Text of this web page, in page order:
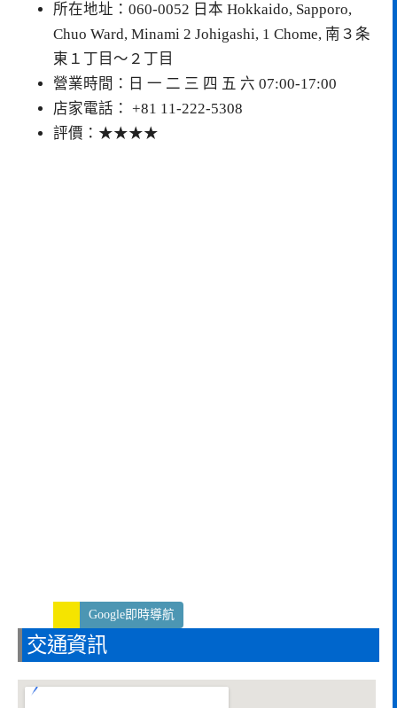
所在地址：060-0052 日本 Hokkaido, Sapporo,
Chuo Ward, Minami 2 Johigashi, 1 Chome, 南３条
東１丁目〜２丁目
營業時間：日 一 二 三 四 五 六 07:00-17:00
店家電話： +81 11-222-5308
評價：★★★★
Google即時導航
交通資訊